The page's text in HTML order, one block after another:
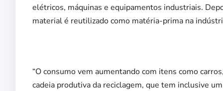
elétricos, máquinas e equipamentos industriais.
material é reutilizado como matéria-prima na
“O consumo vem aumentando com itens como
cadeia produtiva da reciclagem, que tem inclusive